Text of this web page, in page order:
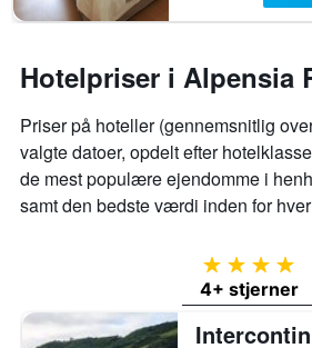
Hotelpriser i Alpensia
Priser på hoteller (gennemsnitlig
valgte datoer, opdelt efter
de mest populære ejendomme i
samt den bedste værdi inden for
4 stjerner
4+ stjerner